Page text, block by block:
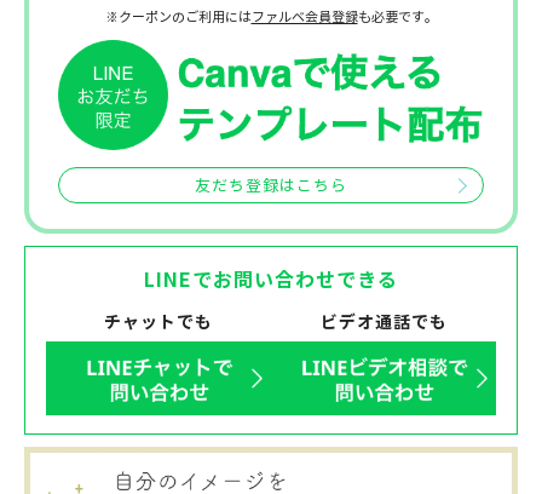
※クーポンのご利用にはファルベ会員登録も必要です。
友だち登録はこちら
LINEでお問い合わせできる
チャットでも ビデオ通話でも